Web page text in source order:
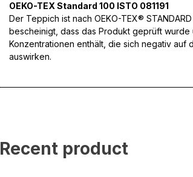
OEKO-TEX Standard 100 ISTO 081191
Der Teppich ist nach OEKO-TEX®
bescheinigt, dass das Produkt geprüft
Konzentrationen enthält, die sich negativ auf
auswirken.
Recent product
Notwendig
Notwendige Cookies sind
Website aussieht oder funktioniert,